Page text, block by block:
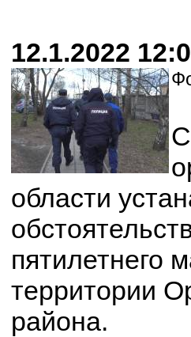
12.1.2022
области
пятилетнего
территории
района.